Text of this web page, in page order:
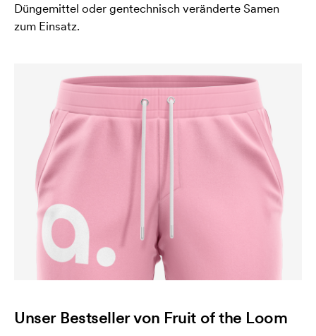
Düngemittel oder gentechnisch veränderte Samen
zum Einsatz.
Unser Bestseller von Fruit of the Loom